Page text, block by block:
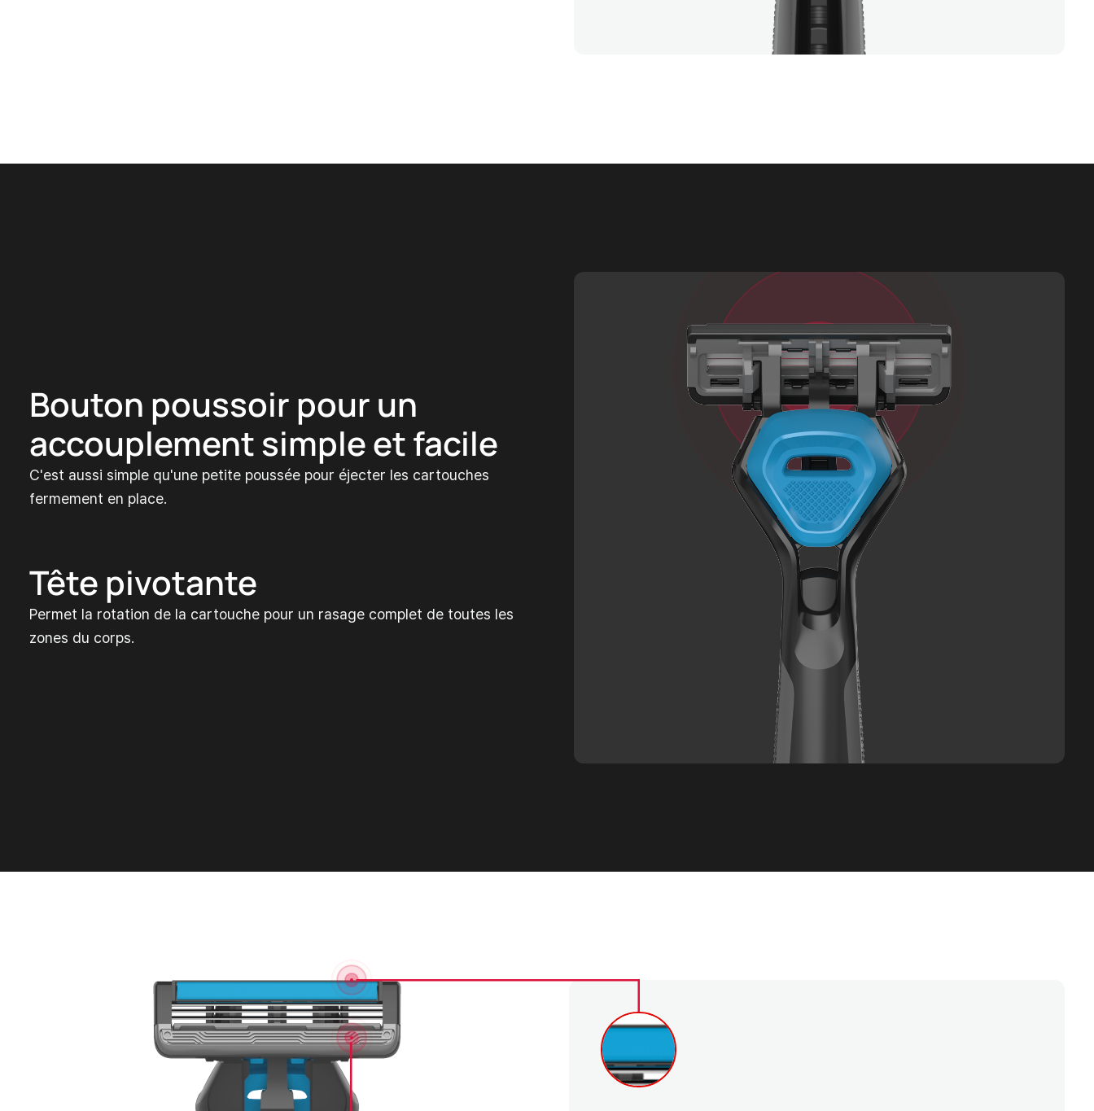
Bouton poussoir pour un
accouplement simple et facile
C'est aussi simple qu'une petite poussée pour éjecter les cartouches
fermement en place.
Tête pivotante
Permet la rotation de la cartouche pour un rasage complet de toutes les
zones du corps.